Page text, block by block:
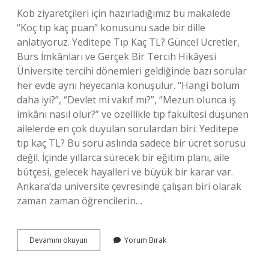
Kob ziyaretçileri için hazırladığımız bu makalede
“Koç tıp kaç puan” konusunu sade bir dille
anlatıyoruz. Yeditepe Tıp Kaç TL? Güncel Ücretler,
Burs İmkânları ve Gerçek Bir Tercih Hikâyesi
Üniversite tercihi dönemleri geldiğinde bazı sorular
her evde aynı heyecanla konuşulur. “Hangi bölüm
daha iyi?”, “Devlet mi vakıf mı?”, “Mezun olunca iş
imkânı nasıl olur?” ve özellikle tıp fakültesi düşünen
ailelerde en çok duyulan sorulardan biri: Yeditepe
tıp kaç TL? Bu soru aslında sadece bir ücret sorusu
değil. İçinde yıllarca sürecek bir eğitim planı, aile
bütçesi, gelecek hayalleri ve büyük bir karar var.
Ankara’da üniversite çevresinde çalışan biri olarak
zaman zaman öğrencilerin…
Devamını okuyun
tıp
Yorum Bırak